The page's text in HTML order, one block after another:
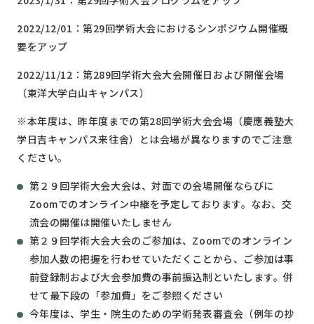
2022/12/01：第29回学術大会におけるシンポジウム開催概
要をアップ
2022/11/12：第289回学術大会大会開催日および開催会場
（東洋大学白山キャンパス）
※本年度は、昨年度までの第28回学術大会会場（慶應義塾大
学日吉キャンパス来往舎）とは会場が異なりますのでご注意
ください。
第２９回学術大会大会は、対面での会場開催ならびに
Zoomでのオンライン中継を予定しております。なお、交
流会の開催は開催いたしません
第２９回学術大会大会のご参加は、Zoomでのオンライン
参加人数の把握を行わせていただくことから、ご参加は事
前登録制および大会参加費の事前振込制といたします。併
せて最下段の「参加費」をご参照ください
今年度は、学生・院生のための学術発表審査会（例年の抄